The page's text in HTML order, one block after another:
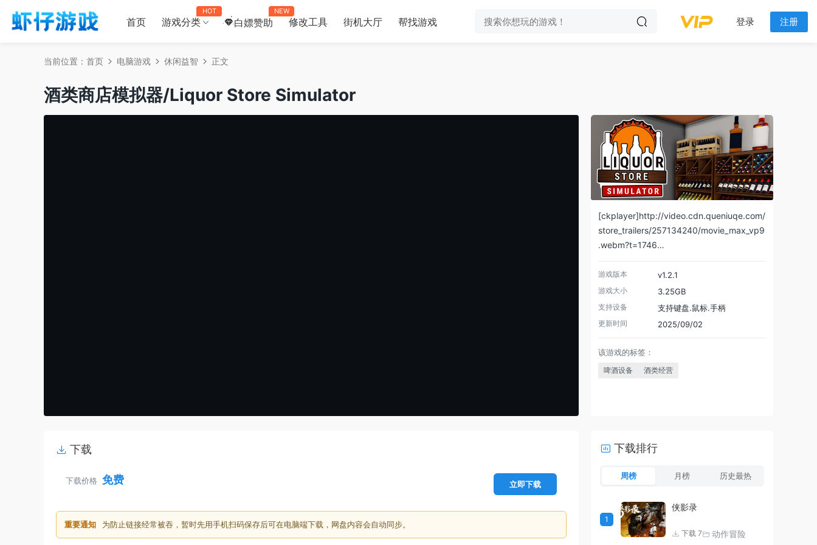
首页 游戏分类
HOT
白嫖赞助
NEW
修改工具 街机大厅 帮找游戏 登录 注册
当前位置： 首页 电脑游戏 休闲益智 正文
酒类商店模拟器/Liquor Store Simulator
[ckplayer]http://video.cdn.queniuqe.com/
store_trailers/257134240/movie_max_vp9
.webm?t=1746…
游戏版本 v1.2.1
游戏大小 3.25GB
支持设备 支持键盘.鼠标.手柄
更新时间 2025/09/02
该游戏的标签：
啤酒设备 酒类经营
下载
下载价格 免费 立即下载
重要通知 为防止链接经常被吞，暂时先用手机扫码保存后可在电脑端下载，网盘内容会自动同步。
下载排行
周榜 月榜 历史最热
1
侠影录
下载 7 动作冒险